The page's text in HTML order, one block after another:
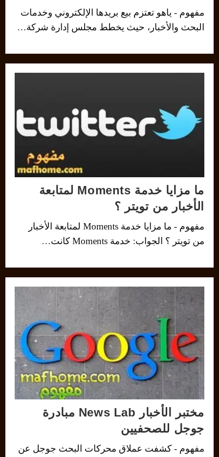
مفهوم - ياهو تعتزم بيع بريدها الإلكتروني وخدمات
البحث والأخبار، حيث يخطط مجلس إدارة شركة…
ما مزايا خدمة Moments لمتابعة
الأخبار من تويتر ؟
مفهوم - ما مزايا خدمة Moments لمتابعة الأخبار
من تويتر ؟ الجواب: خدمة Moments كانت…
مختبر الأخبار News Lab مبادرة
جوجل للصحفيين
مفهوم - كشفت عملاق محركات البحث جوجل عن